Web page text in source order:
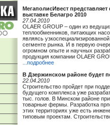
МегаполисИвест
выставке Белагро 2010
27.04.2010
OLAER GROUP – один из
теплообменников, питающих
являясь
сегменте рынка. И в первую
огромном опыте и научных
продукция компании OLAER
...подробнее
В Дзержинском районе будет
22.04.2010
Строительство пройдет при
будущего комплекса уже
тыс. голов. В Минском районе
товарные фермы. Разработка
этих территориях уже есть
типовым проектам.